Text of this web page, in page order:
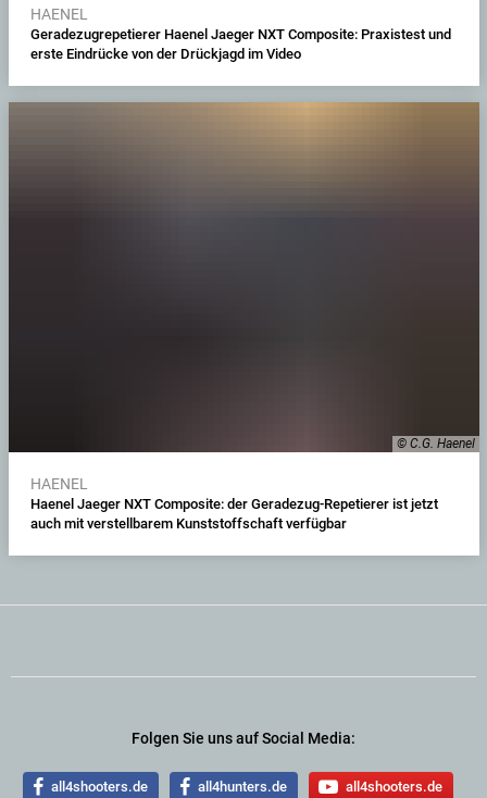
HAENEL
Geradezugrepetierer Haenel Jaeger NXT Composite: Praxistest und
erste Eindrücke von der Drückjagd im Video
© C.G. Haenel
HAENEL
Haenel Jaeger NXT Composite: der Geradezug-Repetierer ist jetzt
auch mit verstellbarem Kunststoffschaft verfügbar
Folgen Sie uns auf Social Media:
all4shooters.de all4hunters.de all4shooters.de